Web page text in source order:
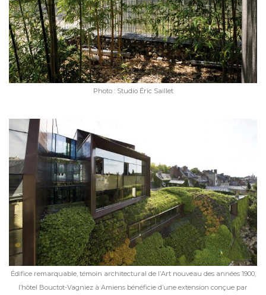
Photo : Studio Éric Saillet
Édifice remarquable, témoin architectural de l’Art nouveau des années 1900,
l’hôtel Bouctot-Vagniez à Amiens bénéficie d’une extension conçue par